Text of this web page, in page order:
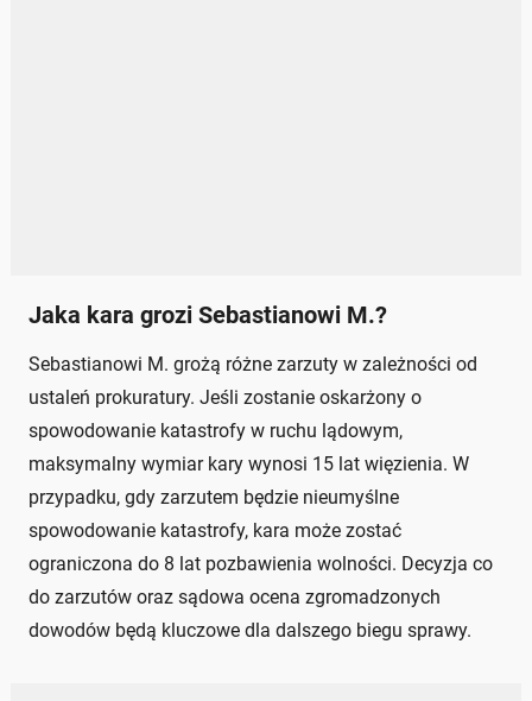
Jaka kara grozi Sebastianowi M.?
Sebastianowi M. grożą różne zarzuty w zależności od
ustaleń prokuratury. Jeśli zostanie oskarżony o
spowodowanie katastrofy w ruchu lądowym,
maksymalny wymiar kary wynosi 15 lat więzienia. W
przypadku, gdy zarzutem będzie nieumyślne
spowodowanie katastrofy, kara może zostać
ograniczona do 8 lat pozbawienia wolności. Decyzja co
do zarzutów oraz sądowa ocena zgromadzonych
dowodów będą kluczowe dla dalszego biegu sprawy.